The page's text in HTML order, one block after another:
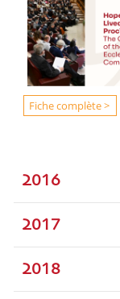
Fiche complète >
2016
2017
2018